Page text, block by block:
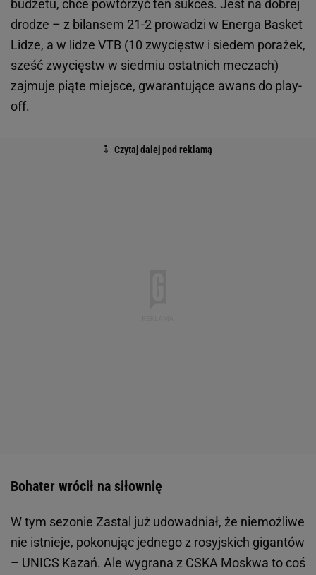
budżetu, chce powtórzyć ten sukces. Jest na dobrej
drodze – z bilansem 21-2 prowadzi w Energa Basket
Lidze, a w lidze VTB (10 zwycięstw i siedem porażek,
sześć zwycięstw w siedmiu ostatnich meczach)
zajmuje piąte miejsce, gwarantujące awans do play-
off.
Bohater wrócił na siłownię
W tym sezonie Zastal już udowadniał, że niemożliwe
nie istnieje, pokonując jednego z rosyjskich gigantów
– UNICS Kazań. Ale wygrana z CSKA Moskwa to coś